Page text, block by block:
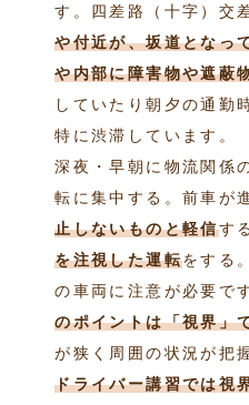
す。四差路（十字）交
や付近が、坂道となっ
や内部に障害物や遮蔽
していたり朝夕の通勤
特に渋滞しています。
深夜・早朝に物流関係
転に集中する。前車が
止しないものと軽信す
を注視した運転をする。
の車両に注意が必要で
のポイントは「視界」
が狭く周囲の状況が把
ドライバー講習では視